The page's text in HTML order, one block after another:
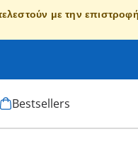
με την
Bestsellers